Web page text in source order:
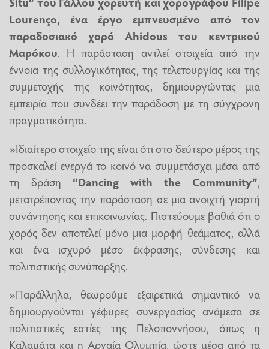
Lourenço, ένα έργο εμπνευσμένο από τον
παραδοσιακό χορό Ahidous του κεντρικού
Μαρόκου. Η παράσταση αντλεί στοιχεία από την
έννοια της συλλογικότητας, της τελετουργίας και της
συμμετοχής της κοινότητας, δημιουργώντας μια
εμπειρία που συνδέει την παράδοση με τη σύγχρονη
πραγματικότητα.
»Ιδιαίτερο στοιχείο της είναι ότι στο δεύτερο μέρος της
προσκαλεί ενεργά το κοινό να συμμετάσχει μέσα από
τη δράση “Dancing with the Community”,
μετατρέποντας την παράσταση σε μια ανοιχτή γιορτή
συνάντησης και επικοινωνίας. Πιστεύουμε βαθιά ότι ο
χορός δεν αποτελεί μόνο μια μορφή θεάματος, αλλά
και ένα ισχυρό μέσο έκφρασης, σύνδεσης και
πολιτιστικής συνύπαρξης.
»Παράλληλα, θεωρούμε εξαιρετικά σημαντικό να
δημιουργούνται γέφυρες συνεργασίας ανάμεσα σε
πολιτιστικές εστίες της Πελοποννήσου, όπως η
Καλαμάτα και η Αρχαία Ολυμπία, ώστε μέσα από τα